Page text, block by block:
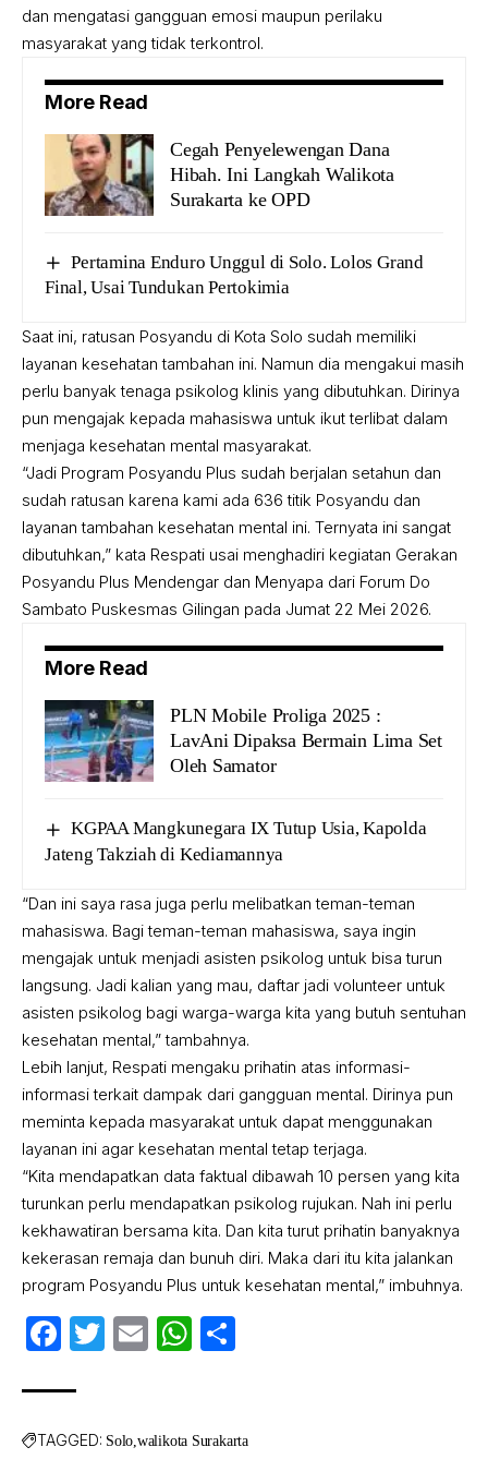
dan mengatasi gangguan emosi maupun perilaku
masyarakat yang tidak terkontrol.
More Read
Cegah Penyelewengan Dana
Hibah. Ini Langkah Walikota
Surakarta ke OPD
Pertamina Enduro Unggul di Solo. Lolos Grand
Final, Usai Tundukan Pertokimia
Saat ini, ratusan Posyandu di Kota Solo sudah memiliki
layanan kesehatan tambahan ini. Namun dia mengakui masih
perlu banyak tenaga psikolog klinis yang dibutuhkan. Dirinya
pun mengajak kepada mahasiswa untuk ikut terlibat dalam
menjaga kesehatan mental masyarakat.
“Jadi Program Posyandu Plus sudah berjalan setahun dan
sudah ratusan karena kami ada 636 titik Posyandu dan
layanan tambahan kesehatan mental ini. Ternyata ini sangat
dibutuhkan,” kata Respati usai menghadiri kegiatan Gerakan
Posyandu Plus Mendengar dan Menyapa dari Forum Do
Sambato Puskesmas Gilingan pada Jumat 22 Mei 2026.
More Read
PLN Mobile Proliga 2025 :
LavAni Dipaksa Bermain Lima Set
Oleh Samator
KGPAA Mangkunegara IX Tutup Usia, Kapolda
Jateng Takziah di Kediamannya
“Dan ini saya rasa juga perlu melibatkan teman-teman
mahasiswa. Bagi teman-teman mahasiswa, saya ingin
mengajak untuk menjadi asisten psikolog untuk bisa turun
langsung. Jadi kalian yang mau, daftar jadi volunteer untuk
asisten psikolog bagi warga-warga kita yang butuh sentuhan
kesehatan mental,” tambahnya.
Lebih lanjut, Respati mengaku prihatin atas informasi-
informasi terkait dampak dari gangguan mental. Dirinya pun
meminta kepada masyarakat untuk dapat menggunakan
layanan ini agar kesehatan mental tetap terjaga.
“Kita mendapatkan data faktual dibawah 10 persen yang kita
turunkan perlu mendapatkan psikolog rujukan. Nah ini perlu
kekhawatiran bersama kita. Dan kita turut prihatin banyaknya
kekerasan remaja dan bunuh diri. Maka dari itu kita jalankan
program Posyandu Plus untuk kesehatan mental,” imbuhnya.
Facebook
Twitter
EmailWhatsApp
TAGGED: Solo walikota Surakarta